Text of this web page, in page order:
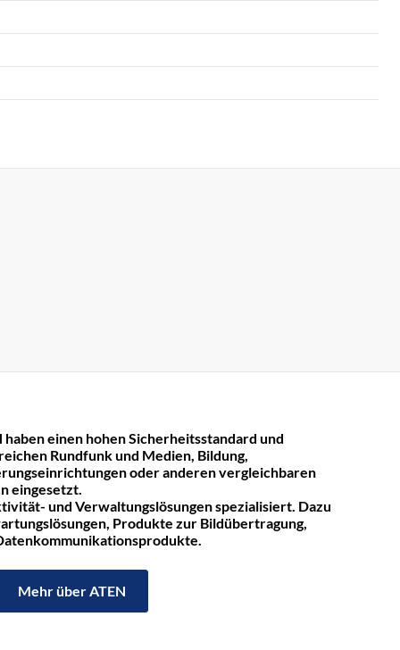
einen hohen Sicherheitsstandard und
Rundfunk und Medien, Bildung,
oder anderen vergleichbaren
eingesetzt.
und Verwaltungslösungen spezialisiert. Dazu
Produkte zur Bildübertragung,
Mehr über ATEN